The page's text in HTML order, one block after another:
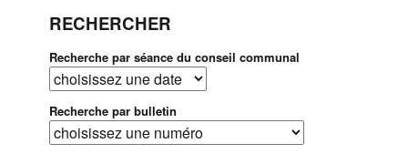
RECHERCHER
Recherche par séance du conseil communal
Recherche par bulletin